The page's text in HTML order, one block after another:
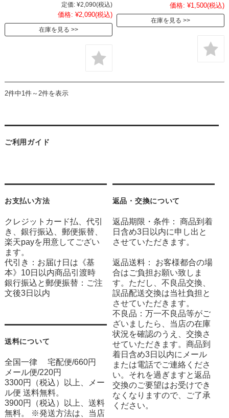
定価: ¥2,090(税込)
価格: ¥2,090(税込)
在庫を見る
価格: ¥1,500(税込)
在庫を見る
2件中1件～2件を表示
ご利用ガイド
お支払い方法
クレジットカード払、代引
き、銀行振込、郵便振替、
楽天payを用意してござい
ます。
代引き：お届け日は《基
本》10日以内商品引渡時
銀行振込と郵便振替：ご注
文後3日以内
送料について
全国一律 宅配便/660円
メール便/220円
3300円（税込）以上、メー
ル便 送料無料。
3900円（税込）以上、送料
無料。 ※発送方法は、当店
返品・交換について
返品期限・条件： 商品到着
日含め3日以内に申し出と
させていただきます。
返品送料： お客様都合の場
合はご負担お願い致しま
す。ただし、不良品交換、
誤品配送交換は当社負担と
させていただきます。
不良品：万一不良品等がご
ざいましたら、当店の在庫
状況を確認のうえ、交換さ
せていただきます。商品到
着日含め3日以内にメール
または電話でご連絡くださ
い。それを過ぎますと返品
交換のご要望はお受けでき
なくなりますので、ご了承
ください。